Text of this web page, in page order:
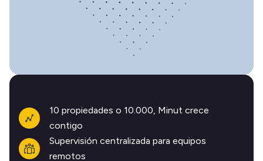
10 propiedades o 10.000, Minut crece
contigo
Supervisión centralizada para equipos
remotos